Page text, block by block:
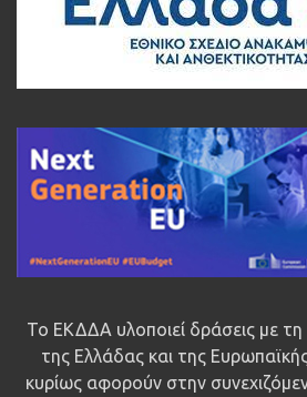
Το ΕΚΔΔΑ υλοποιεί δράσεις με
της Ελλάδας και της
κυρίως αφορούν στην